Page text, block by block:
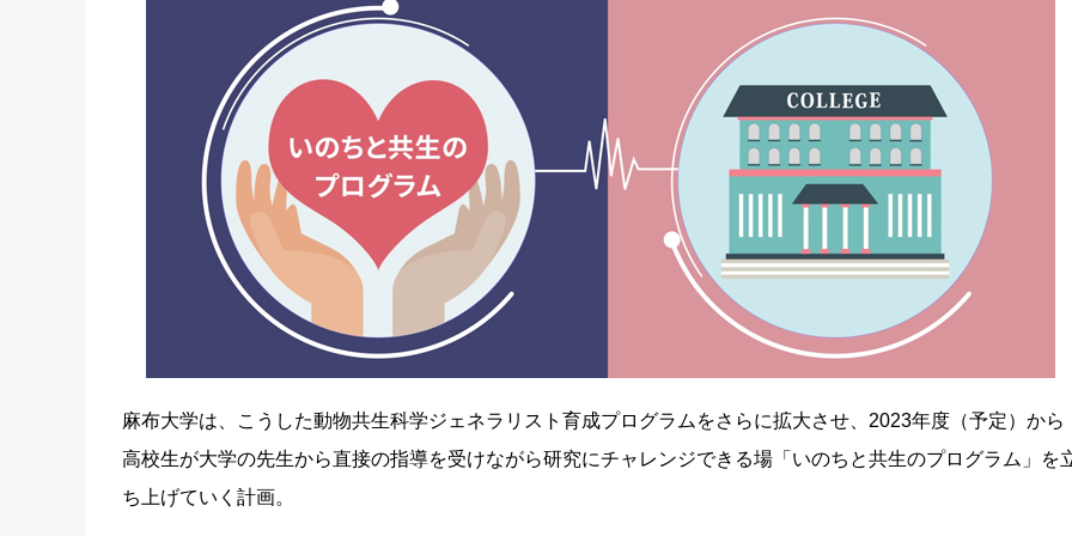
麻布大学は、こうした動物共生科学ジェネラリスト育成プログラムをさらに拡大させ、2023年度（予定）から
高校生が大学の先生から直接の指導を受けながら研究にチャレンジできる場「いのちと共生のプログラム」を
ち上げていく計画。